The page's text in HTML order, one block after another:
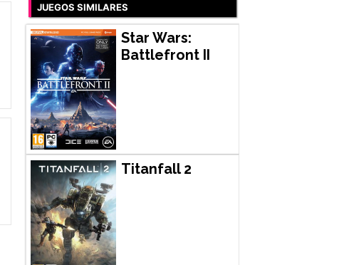
JUEGOS SIMILARES
Star Wars:
Battlefront II
Titanfall 2